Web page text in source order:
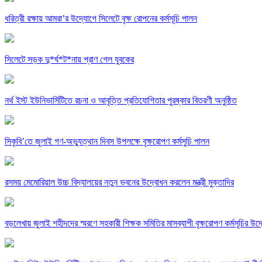
ধরিত্রী রক্ষায় আমরা’র উদ্যোগে সিলেটে বৃক্ষ রোপনের কর্মসূচি পালন
সিলেটে সড়ক দু*র্ঘ*ট*নায় প্রাণ গেল যুবকের
নর্থ ইস্ট ইউনিভার্সিটিতে রচনা ও আবৃত্তি প্রতিযোগিতার পুরষ্কার বিতরণী অনুষ্ঠিত
সিকৃবি’তে জুলাই গণ-অভ্যুত্থান দিবস উপলক্ষে বৃক্ষরোপণ কর্মসুচি পালন
রসময় মেমোরিয়াল উচ্চ বিদ্যালয়ের নতুন ভবনের উদ্বোধন করলেন মন্ত্রী মুক্তাদির
বড়লেখায় জুলাই শহীদদের স্মরণে সহকারী শিক্ষক সমিতির মাসব্যাপী বৃক্ষরোপণ কর্মসূচির